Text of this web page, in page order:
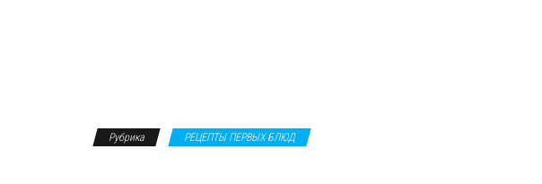
Рубрика РЕЦЕПТЫ ПЕРВЫХ БЛЮД